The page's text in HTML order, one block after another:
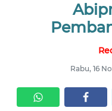
Rabu, 16
PERISTIWA